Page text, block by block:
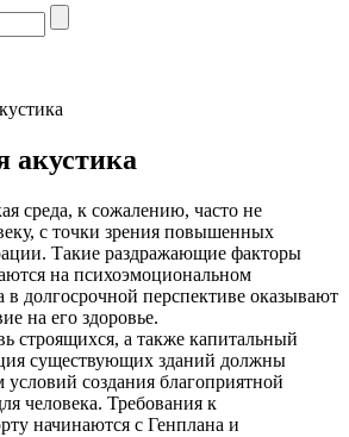
акустика
среда, к сожалению, часто не
с точки зрения повышенных
Такие раздражающие факторы
на психоэмоциональном
в долгосрочной перспективе оказывают
на его здоровье.
строящихся, а также капитальный
существующих зданий должны
условий создания благоприятной
человека. Требования к
начинаются с Генплана и